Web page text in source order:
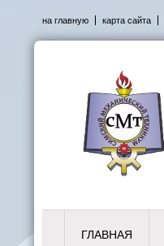
на главную карта сайта
ГЛАВНАЯ